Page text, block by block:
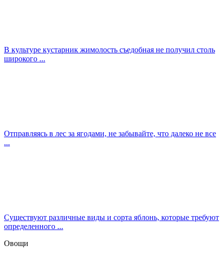
В культуре кустарник жимолость съедобная не получил столь
широкого ...
Отправляясь в лес за ягодами, не забывайте, что далеко не все
...
Существуют различные виды и сорта яблонь, которые требуют
определенного ...
Овощи